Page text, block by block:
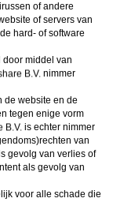
of andere
of servers van
hard- of software
door middel van
nimmer
de website en de
tegen enige vorm
is echter nimmer
van
gevolg van verlies of
als gevolg van
voor alle schade die